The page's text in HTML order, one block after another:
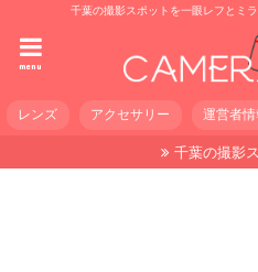
千葉の撮影スポットを一眼レフとミ
menu
レンズ アクセサリー 運営者情
千葉の撮影